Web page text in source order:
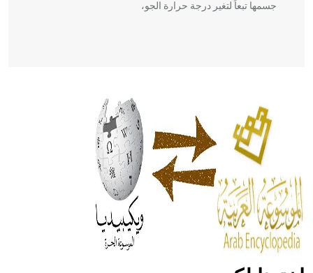
جسمها تبعاً لتغير درجة حرارة الجو،
الحكم، الأدلة، تنظيم التغذية، ورسالته في جروح الرأس. ويعود
له الفضل بأنه حرر الطب من الدين والفلسفة.
- هل تعلم أن المرجان إفراز حيواني يتكون في البحر ويتركب
من مادة كربونات الكلسيوم، وهو أحمر أو شديد الحمرة وهو
أجود أنواعه، ويمتاز بكبر الحجم ويسمى الش